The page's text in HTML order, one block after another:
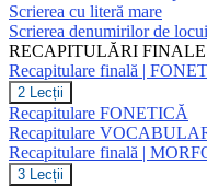
Scrierea cu literă mare
Scrierea denumirilor de
RECAPITULĂRI FINALE
Recapitulare finală |
Recapitulare
finală
|
FONETICĂ
și
VOCABULAR
2 Lecții
Recapitulare FONETICĂ
Recapitulare
Recapitulare finală |
Recapitulare
3 Lecții